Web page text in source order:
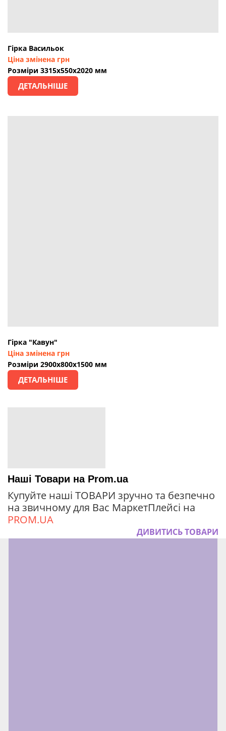
Гірка Васильок
Ціна змінена грн
Розміри 3315х550х2020 мм
ДЕТАЛЬНІШЕ
Гірка "Кавун"
Ціна змінена грн
Розміри 2900х800х1500 мм
ДЕТАЛЬНІШЕ
Наші Товари на Prom.ua
Купуйте наші ТОВАРИ зручно та безпечно
на звичному для Вас МаркетПлейсі на
PROM.UA
ДИВИТИСЬ ТОВАРИ